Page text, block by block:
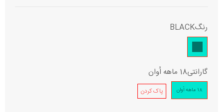
رنگBLACK
گارانتی18 ماهه اُوان
18 ماهه اُوان پاک کردن